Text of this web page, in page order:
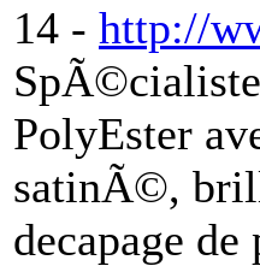
14 - http://
PolyEster
satinÃ©,
decapage